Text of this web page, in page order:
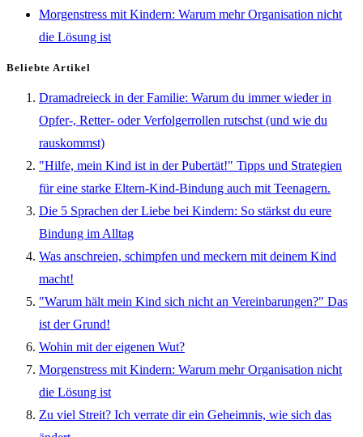
Morgenstress mit Kindern: Warum mehr Organisation nicht
die Lösung ist
Beliebte Artikel
Dramadreieck in der Familie: Warum du immer wieder in
Opfer-, Retter- oder Verfolgerrollen rutschst (und wie du
rauskommst)
"Hilfe, mein Kind ist in der Pubertät!" Tipps und Strategien
für eine starke Eltern-Kind-Bindung auch mit Teenagern.
Die 5 Sprachen der Liebe bei Kindern: So stärkst du eure
Bindung im Alltag
Was anschreien, schimpfen und meckern mit deinem Kind
macht!
"Warum hält mein Kind sich nicht an Vereinbarungen?" Das
ist der Grund!
Wohin mit der eigenen Wut?
Morgenstress mit Kindern: Warum mehr Organisation nicht
die Lösung ist
Zu viel Streit? Ich verrate dir ein Geheimnis, wie sich das